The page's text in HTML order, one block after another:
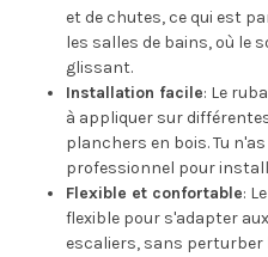
et de chutes, ce qui est
les salles de bains, où le
glissant.
Installation facile: Le
à appliquer sur
planchers en bois. Tu
professionnel pour
Flexible et confortable:
flexible pour s'adapter
escaliers, sans perturber